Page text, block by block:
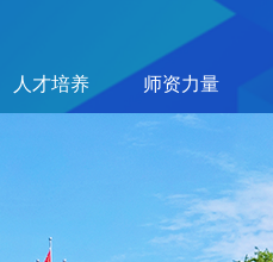
人才培养 师资力量